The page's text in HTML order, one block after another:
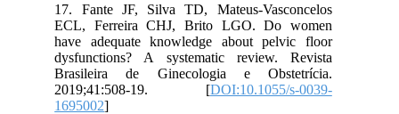
17. Fante JF, Silva TD, Mateus-Vasconcelos
ECL, Ferreira CHJ, Brito LGO. Do women
have adequate knowledge about pelvic floor
dysfunctions? A systematic review. Revista
Brasileira de Ginecologia e Obstetrícia.
2019;41:508-19. [DOI:10.1055/s-0039-
1695002